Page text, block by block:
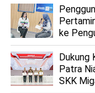
ke
Dukung
Patra
SKK